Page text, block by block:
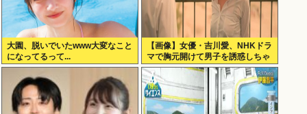
大園、脱いでいたwww大変なこと
になってるって...
【画像】女優・吉川愛、NHKドラ
マで胸元開けて男子を誘惑しちゃ
う